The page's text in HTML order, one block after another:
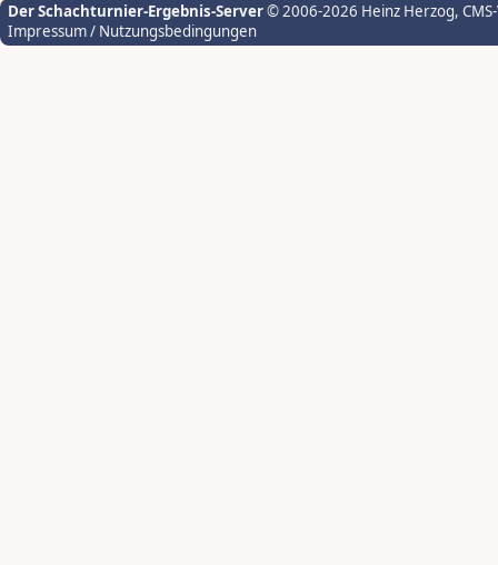
Der Schachturnier-Ergebnis-Server© 2006-2026 Heinz Herzog,
Impressum / Nutzungsbedingungen